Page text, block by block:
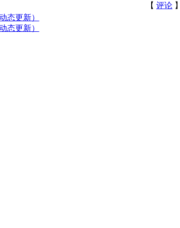
【 评论
态更新）
态更新）